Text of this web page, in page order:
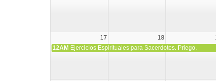
17 18
12AM Ejercicios Espirituales para Sacerdotes. Priego.